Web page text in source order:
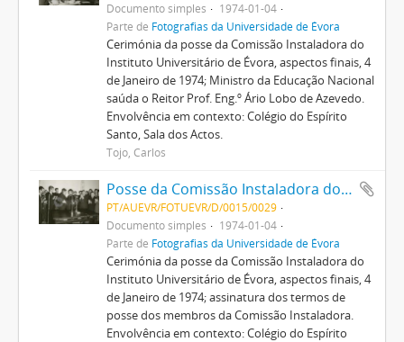
Documento simples
1974-01-04
Parte de Fotografias da Universidade de Évora
Cerimónia da posse da Comissão Instaladora do
Instituto Universitário de Évora, aspectos finais, 4
de Janeiro de 1974; Ministro da Educação Nacional
saúda o Reitor Prof. Eng.º Ário Lobo de Azevedo.
Envolvência em contexto: Colégio do Espírito
Santo, Sala dos Actos.
Tojo, Carlos
Posse da Comissão Instaladora do Instituto Universitário de Évora
PT/AUEVR/FOTUEVR/D/0015/0029
Documento simples
1974-01-04
Parte de Fotografias da Universidade de Évora
Cerimónia da posse da Comissão Instaladora do
Instituto Universitário de Évora, aspectos finais, 4
de Janeiro de 1974; assinatura dos termos de
posse dos membros da Comissão Instaladora.
Envolvência em contexto: Colégio do Espírito